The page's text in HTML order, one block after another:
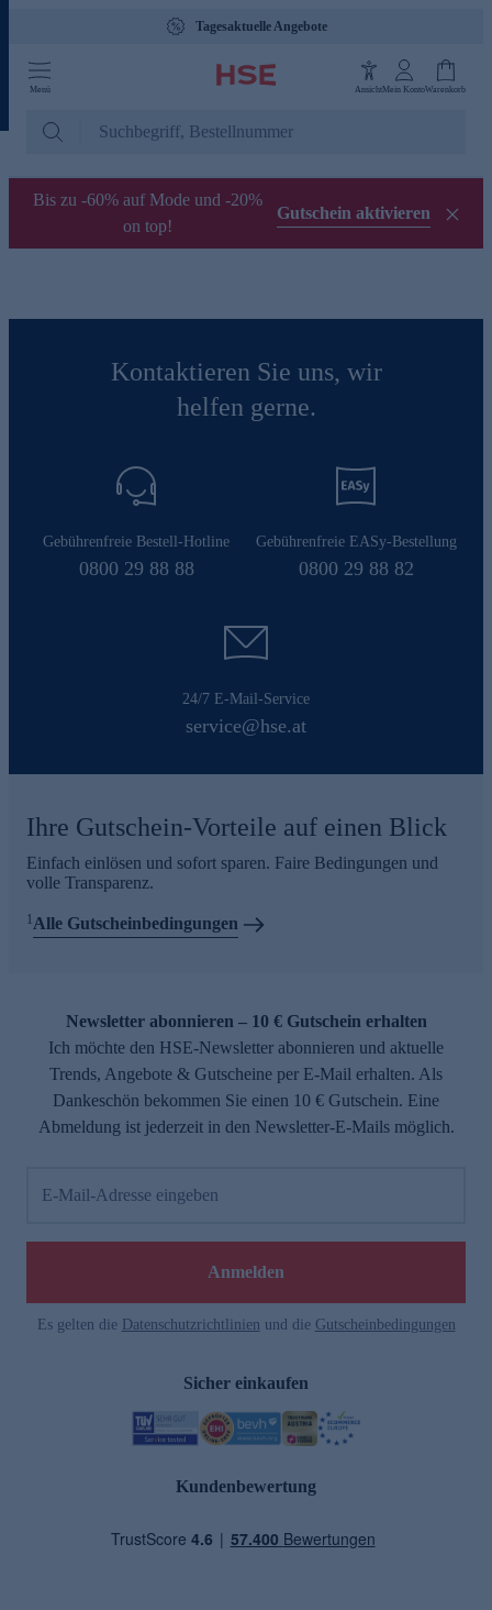
Tagesaktuelle Angebote
Menü AnsichtMein KontoWarenkorb
Bis zu -60% auf Mode und -20%
on top!
Gutschein aktivieren
Kontaktieren Sie uns, wir
helfen gerne.
Gebührenfreie Bestell-Hotline
0800 29 88 88
Gebührenfreie EASy-Bestellung
0800 29 88 82
24/7 E-Mail-Service
service@hse.at
Ihre Gutschein-Vorteile auf einen Blick
Einfach einlösen und sofort sparen. Faire Bedingungen und
volle Transparenz.
1Alle Gutscheinbedingungen
Newsletter abonnieren – 10 € Gutschein erhalten
Ich möchte den HSE-Newsletter abonnieren und aktuelle
Trends, Angebote & Gutscheine per E-Mail erhalten. Als
Dankeschön bekommen Sie einen 10 € Gutschein. Eine
Abmeldung ist jederzeit in den Newsletter-E-Mails möglich.
E-Mail-Adresse eingeben
Anmelden
Es gelten die Datenschutzrichtlinien und die Gutscheinbedingungen
Sicher einkaufen
Kundenbewertung